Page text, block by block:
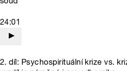
24:01
2. díl: Psychospirituální krize vs.